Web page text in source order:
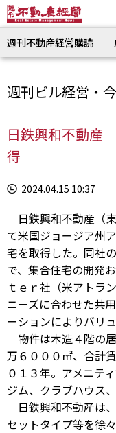
週刊不動産経営購読
週刊ビル経営・
日鉄興和不動産
得
2024.04.15 10:37
日鉄興和不動産（
て米国ジョージア州
宅を取得した。同社
で、集合住宅の開発
ｔｅｒ社（米アトラ
ニーズに合わせた共
ーションによりバリ
物件は木造４階の
万６０００㎡、合計
０１３年。アメニテ
ジム、クラブハウス
日鉄興和不動産は
セットタイプ等を徐